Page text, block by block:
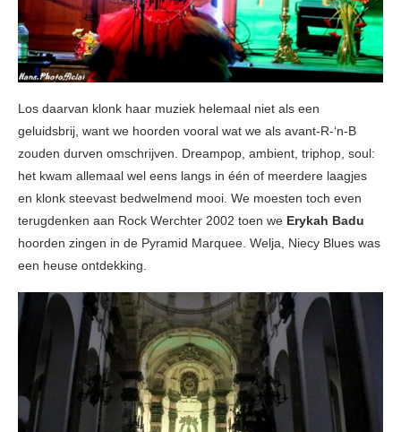
Los daarvan klonk haar muziek helemaal niet als een
geluidsbrij, want we hoorden vooral wat we als avant-R-‘n-B
zouden durven omschrijven. Dreampop, ambient, triphop, soul:
het kwam allemaal wel eens langs in één of meerdere laagjes
en klonk steevast bedwelmend mooi. We moesten toch even
terugdenken aan Rock Werchter 2002 toen we Erykah Badu
hoorden zingen in de Pyramid Marquee. Welja, Niecy Blues was
een heuse ontdekking.